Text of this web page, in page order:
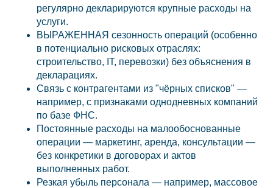
регулярно декларируются крупные расходы на
услуги.
ВЫРАЖЕННАЯ сезонность операций (особенно
в потенциально рисковых отраслях:
строительство, IT, перевозки) без объяснения в
декларациях.
Связь с контрагентами из "чёрных списков" —
например, с признаками однодневных компаний
по базе ФНС.
Постоянные расходы на малообоснованные
операции — маркетинг, аренда, консультации —
без конкретики в договорах и актов
выполненных работ.
Резкая убыль персонала — например, массовое